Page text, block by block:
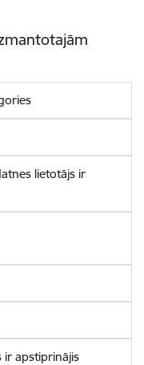
lietotājs ir
ir apstiprinājis